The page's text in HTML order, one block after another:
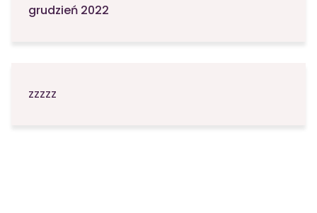
grudzień 2022
zzzzz